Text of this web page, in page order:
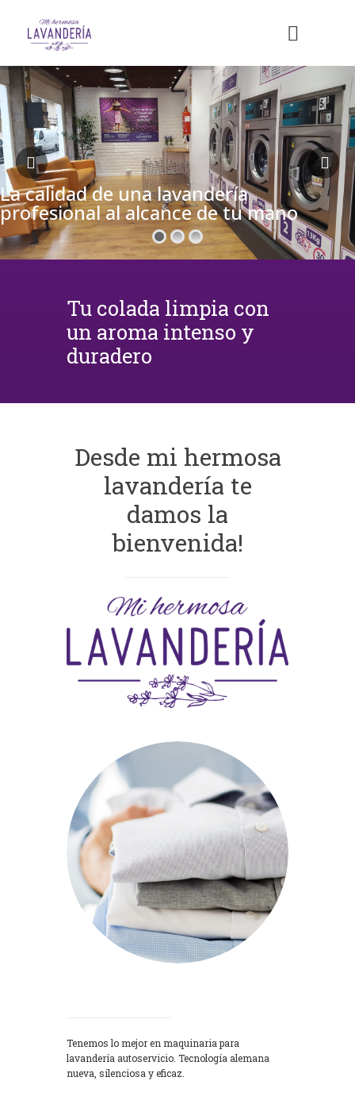
La calidad de una lavandería
profesional al alcance de tu mano
Tu colada limpia con
un aroma intenso y
duradero
Desde mi hermosa
lavandería te
damos la
bienvenida!
Tenemos lo mejor en maquinaria para
lavandería autoservicio. Tecnología alemana
nueva, silenciosa y eficaz.